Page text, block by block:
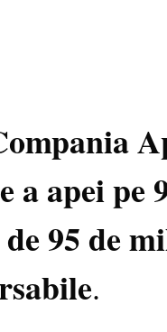
apei pe
95 de
.